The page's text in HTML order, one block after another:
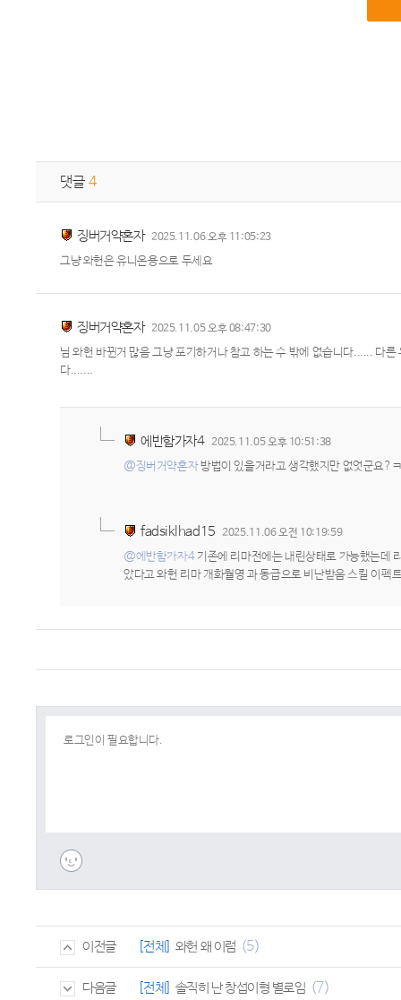
댓글 4
징버거약혼자 2025.11.06 오후 11:05:23
그냥 와헌은 유니온용으로 두세요
징버거약혼자 2025.11.05 오후 08:47:30
님 와헌 바뀐거 많음 그냥 포기하거나 참고 하는 수 밖에 없습니다...... 다
다.......
에반함가자4 2025.11.05 오후 10:51:38
@징버거약혼자방법이 있을거라고 생각했지만 없엇군요?
fadsiklhad15 2025.11.06 오전 10:19:59
@에반함가자4기존에 리마전에는 내린상태로 가능했는데
았다고 와헌 리마 개화월영 과 동급으로 비난받음 스킬 이펙
이전글 [전체] 와헌 왜 이럼 (5)
다음글 [전체] 솔직히 난 창섭이형 별로임 (7)